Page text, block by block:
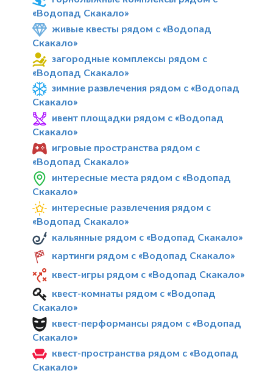
«Водопад Скакало»
живые квесты рядом с «Водопад
Скакало»
загородные комплексы рядом с
«Водопад Скакало»
зимние развлечения рядом с «Водопад
Скакало»
ивент площадки рядом с «Водопад
Скакало»
игровые пространства рядом с
«Водопад Скакало»
интересные места рядом с «Водопад
Скакало»
интересные развлечения рядом с
«Водопад Скакало»
кальянные рядом с «Водопад Скакало»
картинги рядом с «Водопад Скакало»
квест-игры рядом с «Водопад Скакало»
квест-комнаты рядом с «Водопад
Скакало»
квест-перформансы рядом с «Водопад
Скакало»
квест-пространства рядом с «Водопад
Скакало»